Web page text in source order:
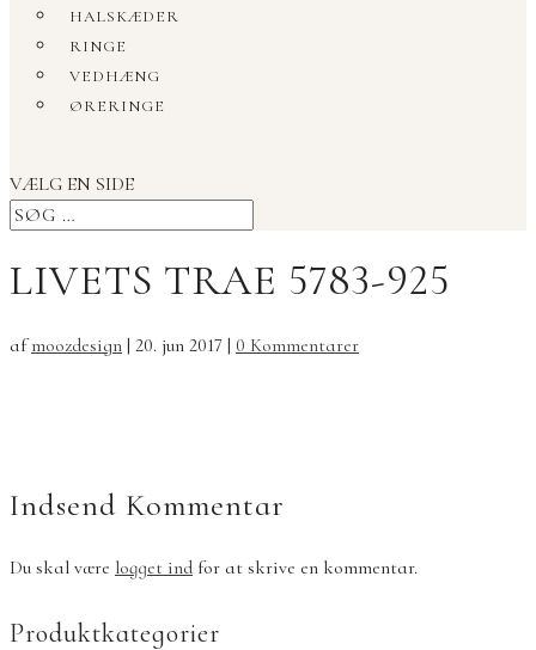
HALSKÆDER
RINGE
VEDHÆNG
ØRERINGE
VÆLG EN SIDE
LIVETS TRAE 5783-925
afmoozdesign | 20. jun 2017 | 0 Kommentarer
Indsend Kommentar
Du skal være logget ind for at skrive en kommentar.
Produktkategorier